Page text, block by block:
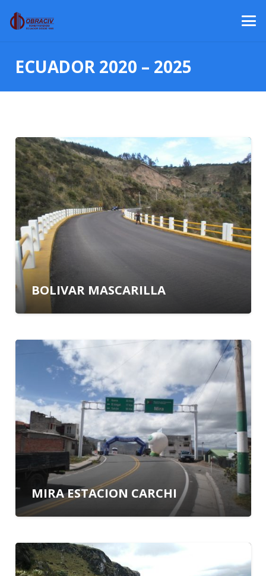
ECUADOR 2020 – 2025
BOLIVAR MASCARILLA
MIRA ESTACION CARCHI